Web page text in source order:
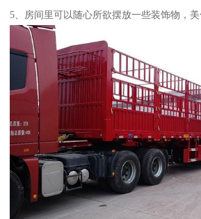
5、房间里可以随心所欲摆放一些装饰物，美